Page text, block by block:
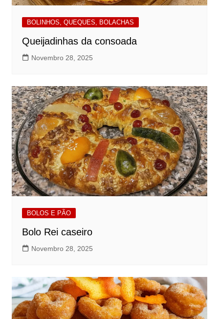
BOLINHOS, QUEQUES, BOLACHAS
Queijadinhas da consoada
Novembro 28, 2025
BOLOS E PÃO
Bolo Rei caseiro
Novembro 28, 2025